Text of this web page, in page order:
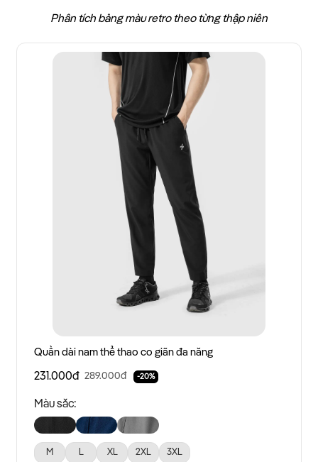
Phân tích bảng màu retro theo từng thập niên
Quần dài nam thể thao co giãn đa năng
231.000đ 289.000đ -20%
Màu sắc:
M L XL 2XL 3XL